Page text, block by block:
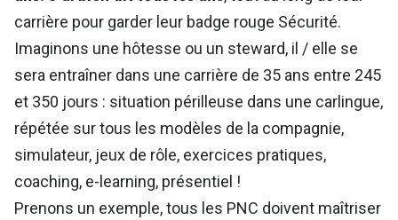
carrière pour garder leur badge rouge Sécurité.
Imaginons une hôtesse ou un steward, il / elle se
sera entraîner dans une carrière de 35 ans entre 245
et 350 jours : situation périlleuse dans une carlingue,
répétée sur tous les modèles de la compagnie,
simulateur, jeux de rôle, exercices pratiques,
coaching, e-learning, présentiel !
Prenons un exemple, tous les PNC doivent maîtriser